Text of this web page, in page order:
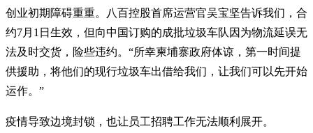
创业初期障碍重重。八百控股首席运营官吴宝坚告诉我们，合
约7月1日生效，但向中国订购的成批垃圾车队因为物流延误无
法及时交货，险些违约。“所幸柬埔寨政府体谅，第一时间提
供援助，将他们的现行垃圾车出借给我们，让我们可以先开始
运作。”
疫情导致边境封锁，也让员工招聘工作无法顺利展开。